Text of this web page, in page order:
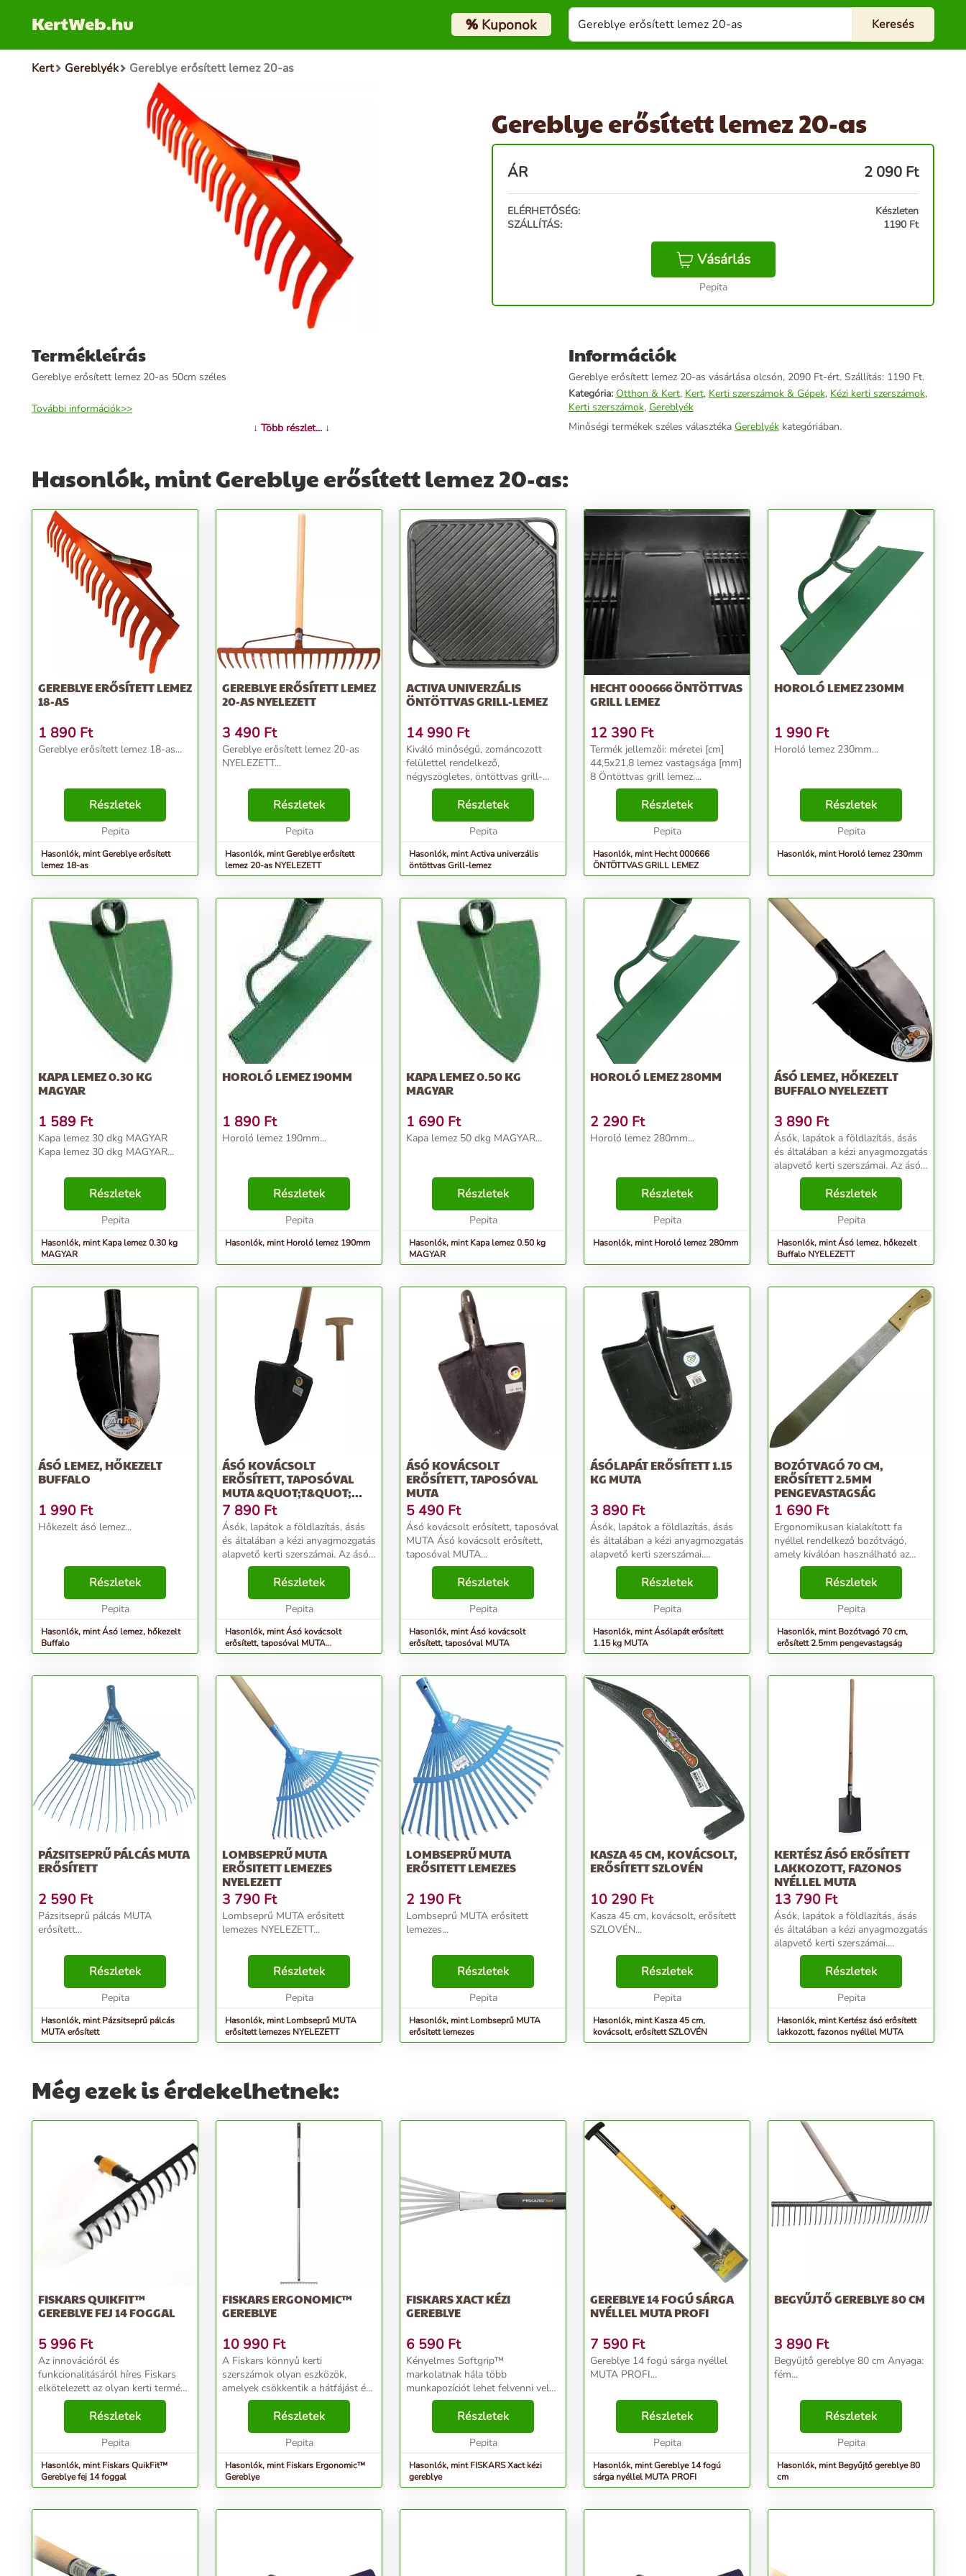
KertWeb.hu %Kuponok
Kert Gereblyék Gereblye erősített lemez 20-as
Gereblye erősített lemez 20-as
ÁR 2 090 Ft
ELÉRHETŐSÉG:
Készleten
SZÁLLÍTÁS:
1190 Ft
Vásárlás
Pepita
Termékleírás
Gereblye erősített lemez 20-as 50cm széles
További információk>>
↓ Több részlet... ↓
Információk
Gereblye erősített lemez 20-as vásárlása olcsón, 2090 Ft-ért. Szállítás: 1190 Ft.
Kategória: Otthon & Kert, Kert, Kerti szerszámok & Gépek, Kézi kerti szerszámok,
Kerti szerszámok, Gereblyék
Minőségi termékek széles választéka Gereblyékkategóriában.
Hasonlók, mint Gereblye erősített lemez 20-as:
GEREBLYE ERŐSÍTETT LEMEZ
18-AS
1 890 Ft
Gereblye erősített lemez 18-as...
Részletek
Pepita
Hasonlók, mint Gereblye erősített
lemez 18-as
GEREBLYE ERŐSÍTETT LEMEZ
20-AS NYELEZETT
3 490 Ft
Gereblye erősített lemez 20-as
NYELEZETT...
Részletek
Pepita
Hasonlók, mint Gereblye erősített
lemez 20-as NYELEZETT
ACTIVA UNIVERZÁLIS
ÖNTÖTTVAS GRILL-LEMEZ
14 990 Ft
Kiváló minőségű, zománcozott
felülettel rendelkező,
négyszögletes, öntöttvas grill-
lemez. Bármely, megfelelő méretű
grillhez használható. Kiválóan
alkalmas hús, steak vagy zöldség
sütésére. Csökkenti ...
Részletek
Pepita
Hasonlók, mint Activa univerzális
öntöttvas Grill-lemez
HECHT 000666 ÖNTÖTTVAS
GRILL LEMEZ
12 390 Ft
Termék jellemzői: méretei [cm]
44,5x21,8 lemez vastagsága [mm]
8 Öntöttvas grill lemez....
Részletek
Pepita
Hasonlók, mint Hecht 000666
ÖNTÖTTVAS GRILL LEMEZ
HOROLÓ LEMEZ 230MM
1 990 Ft
Horoló lemez 230mm...
Részletek
Pepita
Hasonlók, mint Horoló lemez 230mm
KAPA LEMEZ 0.30 KG
MAGYAR
1 589 Ft
Kapa lemez 30 dkg MAGYAR
Kapa lemez 30 dkg MAGYAR...
Részletek
Pepita
Hasonlók, mint Kapa lemez 0.30 kg
MAGYAR
HOROLÓ LEMEZ 190MM
1 890 Ft
Horoló lemez 190mm...
Részletek
Pepita
Hasonlók, mint Horoló lemez 190mm
KAPA LEMEZ 0.50 KG
MAGYAR
1 690 Ft
Kapa lemez 50 dkg MAGYAR...
Részletek
Pepita
Hasonlók, mint Kapa lemez 0.50 kg
MAGYAR
HOROLÓ LEMEZ 280MM
2 290 Ft
Horoló lemez 280mm...
Részletek
Pepita
Hasonlók, mint Horoló lemez 280mm
ÁSÓ LEMEZ, HŐKEZELT
BUFFALO NYELEZETT
3 890 Ft
Ásók, lapátok a földlazítás, ásás
és általában a kézi anyagmozgatás
alapvető kerti szerszámai. Az ásó
a talaj lazítására és keverésére
szolgáló eszköz, főleg
kertművelésnél van szerepe,
Részletek
Pepita
Hasonlók, mint Ásó lemez, hőkezelt
Buffalo NYELEZETT
ÁSÓ LEMEZ, HŐKEZELT
BUFFALO
1 990 Ft
Hőkezelt ásó lemez...
Részletek
Pepita
Hasonlók, mint Ásó lemez, hőkezelt
Buffalo
ÁSÓ KOVÁCSOLT
ERŐSÍTETT, TAPOSÓVAL
MUTA &QUOT;T&QUOT;
NYÉLLEL
7 890 Ft
Ásók, lapátok a földlazítás, ásás
és általában a kézi anyagmozgatás
alapvető kerti szerszámai. Az ásó
a talaj lazítására és keverésére
szolgáló eszköz, főleg
kertművelésnél van szerepe,
Részletek
Pepita
Hasonlók, mint Ásó kovácsolt
erősített, taposóval MUTA
&quot;T&quot; nyéllel
ÁSÓ KOVÁCSOLT
ERŐSÍTETT, TAPOSÓVAL
MUTA
5 490 Ft
Ásó kovácsolt erősített, taposóval
MUTA Ásó kovácsolt erősített,
taposóval MUTA...
Részletek
Pepita
Hasonlók, mint Ásó kovácsolt
erősített, taposóval MUTA
ÁSÓLAPÁT ERŐSÍTETT 1.15
KG MUTA
3 890 Ft
Ásók, lapátok a földlazítás, ásás
és általában a kézi anyagmozgatás
alapvető kerti szerszámai.
Alkalmas a ház körüli munkák
elvégzésére, virágok, bokrok, fák
ültetésére. A földdarab
elválasztása me...
Részletek
Pepita
Hasonlók, mint Ásólapát erősített
1.15 kg MUTA
BOZÓTVAGÓ 70 CM,
ERŐSÍTETT 2.5MM
PENGEVASTAGSÁG
1 690 Ft
Ergonomikusan kialakított fa
nyéllel rendelkező bozótvágó,
amely kiválóan használható az
elburjánzott élő bozót irtására,
pengevastagság: 2,5 mm -
Anyaga: kovácso...
Részletek
Pepita
Hasonlók, mint Bozótvagó 70 cm,
erősített 2.5mm pengevastagság
PÁZSITSEPRŰ PÁLCÁS MUTA
ERŐSÍTETT
2 590 Ft
Pázsitseprű pálcás MUTA
erősített...
Részletek
Pepita
Hasonlók, mint Pázsitseprű pálcás
MUTA erősített
LOMBSEPRŰ MUTA
ERŐSITETT LEMEZES
NYELEZETT
3 790 Ft
Lombseprű MUTA erősitett
lemezes NYELEZETT...
Részletek
Pepita
Hasonlók, mint Lombseprű MUTA
erősitett lemezes NYELEZETT
LOMBSEPRŰ MUTA
ERŐSITETT LEMEZES
2 190 Ft
Lombseprű MUTA erősitett
lemezes...
Részletek
Pepita
Hasonlók, mint Lombseprű MUTA
erősitett lemezes
KASZA 45 CM, KOVÁCSOLT,
ERŐSÍTETT SZLOVÉN
10 290 Ft
Kasza 45 cm, kovácsolt, erősített
SZLOVÉN...
Részletek
Pepita
Hasonlók, mint Kasza 45 cm,
kovácsolt, erősített SZLOVÉN
KERTÉSZ ÁSÓ ERŐSÍTETT
LAKKOZOTT, FAZONOS
NYÉLLEL MUTA
13 790 Ft
Ásók, lapátok a földlazítás, ásás
és általában a kézi anyagmozgatás
alapvető kerti szerszámai.
Kertrendezésre azonban
kifejezetten kertész ásót érdemes
választani. Ezeknek a
szerszámoknak az a külö...
Részletek
Pepita
Hasonlók, mint Kertész ásó erősített
lakkozott, fazonos nyéllel MUTA
Még ezek is érdekelhetnek:
FISKARS QUIKFIT™
GEREBLYE FEJ 14 FOGGAL
5 996 Ft
Az innovációról és
funkcionalitásáról híres Fiskars
elkötelezett az olyan kerti terméke
gyártására, melyek új
szabványokat teremtenek az
ágazatban. Erős, könnyű, nagy
teljesítményű eszközök
Részletek
Pepita
Hasonlók, mint Fiskars QuikFit™
Gereblye fej 14 foggal
FISKARS ERGONOMIC™
GEREBLYE
10 990 Ft
A Fiskars könnyű kerti
szerszámok olyan eszközök,
amelyek csökkentik a hátfájást és
megkönyítik a kerti munkát.
Súlyuk csekély, a nyél műanyag
borítású alumínium, ergonomikus,
csepp alakú markolattal....
Részletek
Pepita
Hasonlók, mint Fiskars Ergonomic™
Gereblye
FISKARS XACT KÉZI
GEREBLYE
6 590 Ft
Kényelmes Softgrip™
markolatnak hála több
munkapozíciót lehet felvenni vele.
Hosszú nyéllel a hatékony
munkavégzésért, rozsdamentes
acél fej 7 foggal. Akasztólyukkal a
praktikus és helytakarékos tár...
Részletek
Pepita
Hasonlók, mint FISKARS Xact kézi
gereblye
GEREBLYE 14 FOGÚ SÁRGA
NYÉLLEL MUTA PROFI
7 590 Ft
Gereblye 14 fogú sárga nyéllel
MUTA PROFI...
Részletek
Pepita
Hasonlók, mint Gereblye 14 fogú
sárga nyéllel MUTA PROFI
BEGYŰJTŐ GEREBLYE 80 CM
3 890 Ft
Begyűjtő gereblye 80 cm Anyaga:
fém...
Részletek
Pepita
Hasonlók, mint Begyűjtő gereblye 80
cm